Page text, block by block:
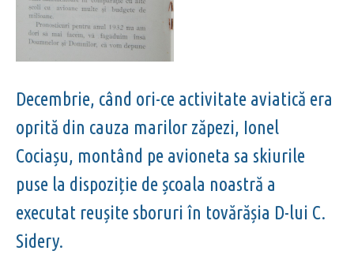
Decembrie, când ori-ce activitate aviatică era
oprită din cauza marilor zăpezi, Ionel
Cociașu, montând pe avioneta sa skiurile
puse la dispoziție de școala noastră a
executat reușite sboruri în tovărășia D-lui C.
Sidery.